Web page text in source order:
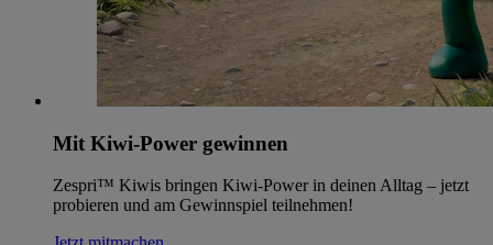
Mit Kiwi-Power gewinnen
Zespri™ Kiwis bringen Kiwi-Power in deinen Alltag – jetzt
probieren und am Gewinnspiel teilnehmen!